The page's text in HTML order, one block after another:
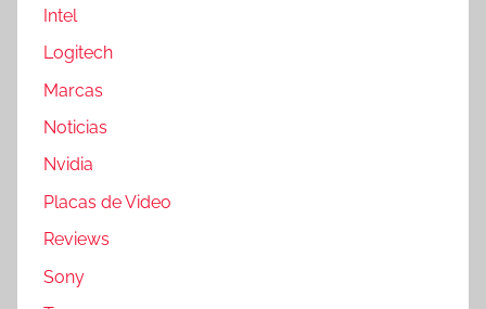
Intel
Logitech
Marcas
Noticias
Nvidia
Placas de Video
Reviews
Sony